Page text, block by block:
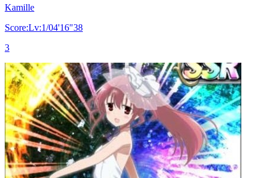
Kamille
Score:Lv:1/04'16"38
3